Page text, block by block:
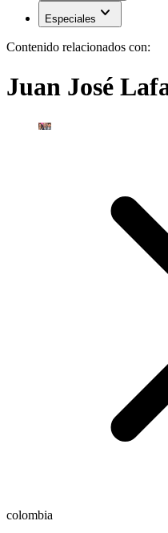
Especiales expand_more
Contenido relacionados con:
Juan José
colombia